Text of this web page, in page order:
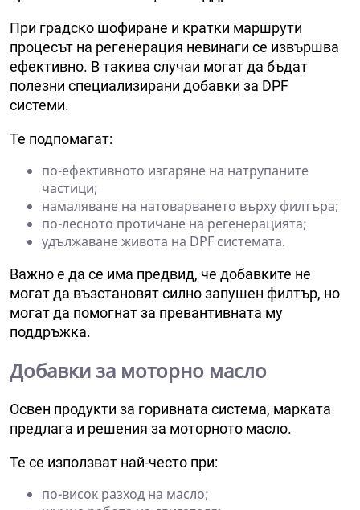
При градско шофиране и кратки маршрути
процесът на регенерация невинаги се извършва
ефективно. В такива случаи могат да бъдат
полезни специализирани добавки за DPF
системи.
Те подпомагат:
по-ефективното изгаряне на натрупаните
частици;
намаляване на натоварването върху филтъра;
по-лесното протичане на регенерацията;
удължаване живота на DPF системата.
Важно е да се има предвид, че добавките не
могат да възстановят силно запушен филтър, но
могат да помогнат за превантивната му
поддръжка.
Добавки за моторно масло
Освен продукти за горивната система, марката
предлага и решения за моторното масло.
Те се използват най-често при:
по-висок разход на масло;